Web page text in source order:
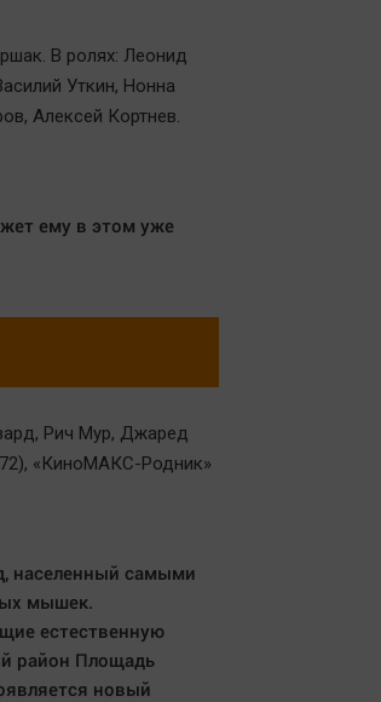
В ролях: Леонид
Уткин, Нонна
Алексей Кортнев.
ему в этом уже
Рич Мур, Джаред
«КиноМАКС-Родник»
населенный самыми
мышек.
естественную
район Площадь
новый